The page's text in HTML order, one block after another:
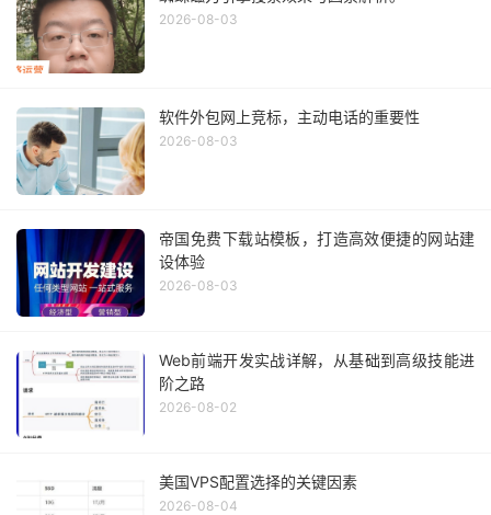
2026-08-03
软件外包网上竞标，主动电话的重要性
2026-08-03
帝国免费下载站模板，打造高效便捷的网站建
设体验
2026-08-03
Web前端开发实战详解，从基础到高级技能进
阶之路
2026-08-02
美国VPS配置选择的关键因素
2026-08-04